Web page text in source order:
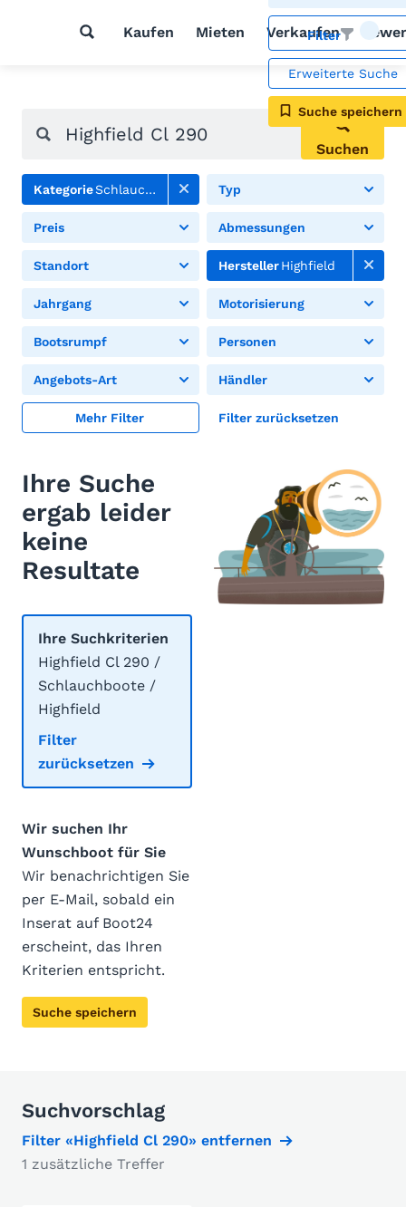
Kaufen Mieten Verkaufen
Filter
Erweiterte Suche
Suche speichern
Suchen
KategorieSchlauchboote Typ
Preis Abmessungen
Standort HerstellerHighfield
Jahrgang Motorisierung
Bootsrumpf Personen
Angebots-Art Händler
Mehr Filter Filter zurücksetzen
Ihre Suche
ergab leider
keine
Resultate
Ihre Suchkriterien
Highfield Cl 290 /
Schlauchboote /
Highfield
Filter
zurücksetzen
Wir suchen Ihr
Wunschboot für Sie
Wir benachrichtigen Sie
per E-Mail, sobald ein
Inserat auf Boot24
erscheint, das Ihren
Kriterien entspricht.
Suche speichern
Suchvorschlag
Filter «Highfield Cl 290» entfernen
1 zusätzliche Treffer